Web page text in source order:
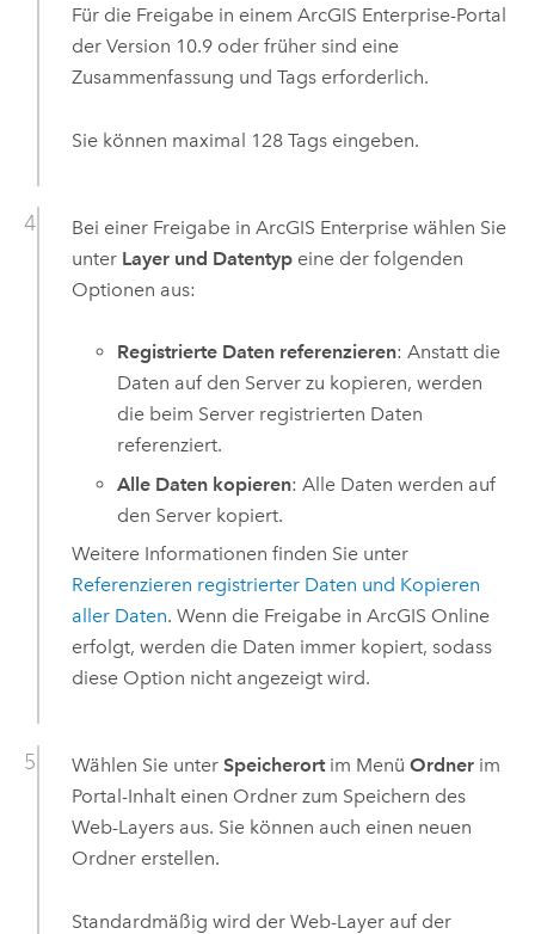
Für die Freigabe in einem ArcGIS Enterprise-Portal
der Version 10.9oder früher sind eine
Zusammenfassung und Tags erforderlich.
Sie können maximal 128 Tags eingeben.
Bei einer Freigabe in ArcGIS Enterprisewählen Sie
unter Layer und Datentypeine der folgenden
Optionen aus:
Registrierte Daten referenzieren: Anstatt die
Daten auf den Server zu kopieren, werden
die beim Server registrierten Daten
referenziert.
Alle Daten kopieren: Alle Daten werden auf
den Server kopiert.
Weitere Informationen finden Sie unter
Referenzieren registrierter Daten und Kopieren
aller Daten. Wenn die Freigabe in ArcGIS Online
erfolgt, werden die Daten immer kopiert, sodass
diese Option nicht angezeigt wird.
Wählen Sie unter Speicherortim Menü Ordnerim
Portal-Inhalt einen Ordner zum Speichern des
Web-Layers aus. Sie können auch einen neuen
Ordner erstellen.
Standardmäßig wird der Web-Layer auf der